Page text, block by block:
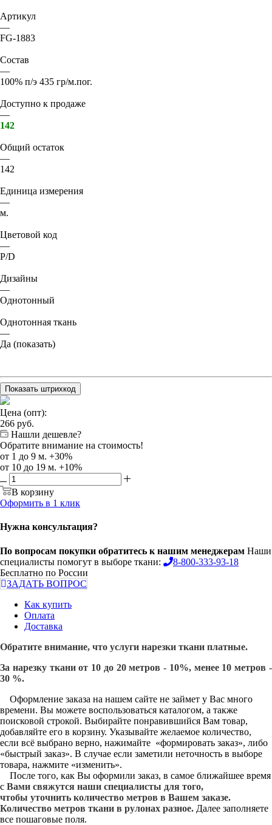
Артикул
—
FG-1883
Состав
—
100% п/э 435 гр/м.пог.
Доступно к продаже
—
142
Общий остаток
—
142
Единица измерения
—
м.
Цветовой код
—
P/D
Дизайны
—
Однотонный
Однотонная ткань
—
Да (показать)
Показать штрихкод
Цена (опт):
266 руб.
Нашли дешевле?
Обратите внимание на стоимость!
от 1 до 9 м. +30%
от 10 до 19 м. +10%
В корзину
Оформить в 1 клик
Нужна консультация?
По вопросам покупки обратитесь к нашим менеджерам Наши
специалисты помогут в выборе ткани:
8-800-333-93-18
Бесплатно по России
ЗАДАТЬ ВОПРОС
Как купить
Оплата
Доставка
Обратите внимание, что услуги нарезки ткани платные.
За нарезку ткани от 10 до 20 метров - 10%, менее 10 метров -
30 %.
Оформление заказа на нашем сайте не займет у Вас много
времени. Вы можете воспользоваться каталогом, а также
поисковой строкой. Выбирайте понравившийся Вам товар,
добавляйте его в корзину. Указывайте желаемое количество,
если всё выбрано верно, нажимайте «формировать заказ», либо
«быстрый заказ». В случае если заметили неточность в выборе
товара, нажмите «изменить».
После того, как Вы оформили заказ, в самое ближайшее время
с Вами свяжутся наши специалисты для того,
чтобы уточнить количество метров в Вашем заказе.
Количество метров ткани в рулонах разное. Далее заполняете
все пошаговые поля.